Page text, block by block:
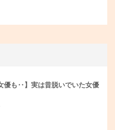
優も‥】実は昔脱いでいた女優